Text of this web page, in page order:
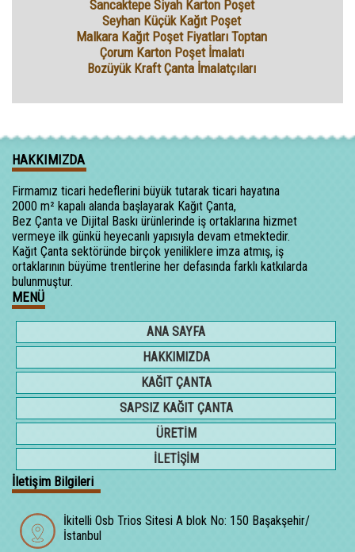
Sancaktepe Siyah Karton Poşet
Seyhan Küçük Kağıt Poşet
Malkara Kağıt Poşet Fiyatları Toptan
Çorum Karton Poşet İmalatı
Bozüyük Kraft Çanta İmalatçıları
HAKKIMIZDA
Firmamız ticari hedeflerini büyük tutarak ticari hayatına
2000 m² kapalı alanda başlayarak Kağıt Çanta,
Bez Çanta ve Dijital Baskı ürünlerinde iş ortaklarına hizmet
vermeye ilk günkü heyecanlı yapısıyla devam etmektedir.
Kağıt Çanta sektöründe birçok yeniliklere imza atmış, iş
ortaklarının büyüme trentlerine her defasında farklı katkılarda
bulunmuştur.
MENÜ
ANA SAYFA
HAKKIMIZDA
KAĞIT ÇANTA
SAPSIZ KAĞIT ÇANTA
ÜRETİM
İLETİŞİM
İletişim Bilgileri
İkitelli Osb Trios Sitesi A blok No: 150 Başakşehir/
İstanbul